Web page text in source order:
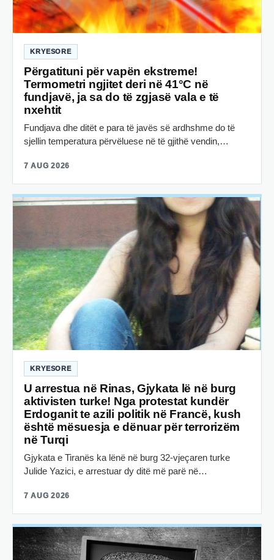
KRYESORE
Përgatituni për vapën ekstreme!
Termometri ngjitet deri në 41°C në
fundjavë, ja sa do të zgjasë vala e të
nxehtit
Fundjava dhe ditët e para të javës së ardhshme do të
sjellin temperatura përvëluese në të gjithë vendin,…
7 AUG 2026
KRYESORE
U arrestua në Rinas, Gjykata lë në burg
aktivisten turke! Nga protestat kundër
Erdoganit te azili politik në Francë, kush
është mësuesja e dënuar për terrorizëm
në Turqi
Gjykata e Tiranës ka lënë në burg 32-vjeçaren turke
Julide Yazici, e arrestuar dy ditë më parë në…
7 AUG 2026